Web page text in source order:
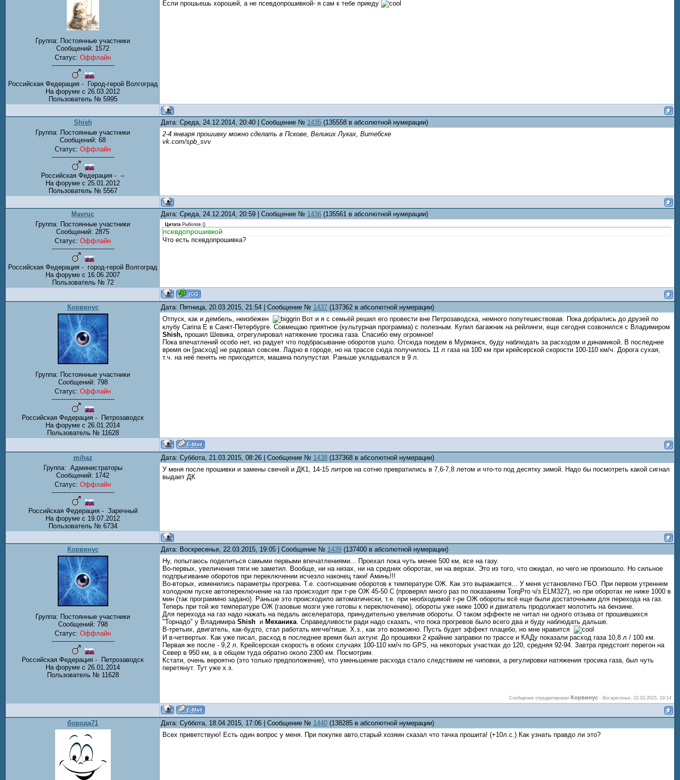
Группа: Постоянные участники
Сообщений: 1572
Статус: Оффлайн
-------------------------------
Российская Федерация - Город-герой Волгоград
На форуме с 26.03.2012
Пользователь № 5995
Если прошьешь хорошей, а не псевдопрошивкой- я сам к тебе приеду
Shish Дата: Среда, 24.12.2014, 20:40 | Сообщение № 1435 (135558 в абсолютной нумерации)
Группа: Постоянные участники
Сообщений: 68
Статус: Оффлайн
-------------------------------
Российская Федерация - --
На форуме с 25.01.2012
Пользователь № 5567
2-4 января прошивку можно сделать в Пскове, Великих Луках, Витебске
vk.com/spb_svv
Mavruc Дата: Среда, 24.12.2014, 20:59 | Сообщение № 1436 (135561 в абсолютной нумерации)
Группа: Постоянные участники
Сообщений: 2875
Статус: Оффлайн
-------------------------------
Российская Федерация - город-герой Волгоград
На форуме с 16.06.2007
Пользователь № 72
Цитата Рыболов ()
псевдопрошивкой
Что есть псевдопрошивка?
Корвинус Дата: Пятница, 20.03.2015, 21:54 | Сообщение № 1437 (137362 в абсолютной нумерации)
Группа: Постоянные участники
Сообщений: 798
Статус: Оффлайн
-------------------------------
Российская Федерация - Петрозаводск
На форуме с 26.01.2014
Пользователь № 11628
Отпуск, как и дембель, неизбежен
Вот и я с семьёй решил его провести вне Петрозаводска, немного попутешествовав. Пока добрались до друзей по
клубу Carina Е в Санкт-Петербурге. Совмещаю приятное (культурная программа) с полезным. Купил багажник на рейлинги, еще сегодня созвонился с Владимиром
Shish, прошил Шевика, отрегулировал натяжение тросика газа. Спасибо ему огромное!
Пока впечатлений особо нет, но радует что подбрасывание оборотов ушло. Отсюда поедем в Мурманск, буду наблюдать за расходом и динамикой. В последнее
время он [расход] не радовал совсем. Ладно в городе, но на трассе сюда получилось 11 л газа на 100 км при крейсерской скорости 100-110 км/ч. Дорога сухая,
т.ч. на неё пенять не приходится, машина полупустая. Раньше укладывался в 9 л.
mihaz Дата: Суббота, 21.03.2015, 08:26 | Сообщение № 1438 (137368 в абсолютной нумерации)
Группа: Администраторы
Сообщений: 1742
Статус: Оффлайн
-------------------------------
Российская Федерация - Заречный
На форуме с 19.07.2012
Пользователь № 6734
У меня после прошивки и замены свечей и ДК1, 14-15 литров на сотню превратились в 7,6-7,8 летом и что-то под десятку зимой. Надо бы посмотреть какой сигнал
выдает ДК
Корвинус Дата: Воскресенье, 22.03.2015, 19:05 | Сообщение № 1439 (137400 в абсолютной нумерации)
Группа: Постоянные участники
Сообщений: 798
Статус: Оффлайн
-------------------------------
Российская Федерация - Петрозаводск
На форуме с 26.01.2014
Пользователь № 11628
Ну, попытаюсь поделиться самыми первыми впечатлениями... Проехал пока чуть менее 500 км, все на газу.
Во-первых, увеличения тяги не заметил. Вообще, ни на низах, ни на средних оборотах, ни на верхах. Это из того, что ожидал, но чего не произошло. Но сильное
подпрыгивание оборотов при переключении исчезло наконец таки! Аминь!!!
Во-вторых, изменились параметры прогрева. Т.е. соотношение оборотов к температуре ОЖ. Как это выражается... У меня установлено ГБО. При первом утреннем
холодном пуске автопереключение на газ происходит при т-ре ОЖ 45-50 С (проверял много раз по показаниям TorqPro ч/з ELM327), но при оборотах не ниже 1000 в
мин (так программно задано). Раньше это происходило автоматически, т.е. при необходимой т-ре ОЖ обороты всё еще были достаточными для перехода на газ.
Теперь при той же температуре ОЖ (газовые мозги уже готовы к переключению), обороты уже ниже 1000 и двигатель продолжает молотить на бензине.
Для перехода на газ надо нажать на педаль акселератора, принудительно увеличив обороты. О таком эффекте не читал ни одного отзыва от прошившихся
"Торнадо" у Владимира Shish и Механика. Справедливости ради надо сказать, что пока прогревов было всего два и буду наблюдать дальше.
В-третьих, двигатель, как-будто, стал работать мягче/тише. Х.з., как это возможно. Пусть будет эффект плацебо, но мне нравится
И в-четвертых. Как уже писал, расход в последнее время был ахтунг. До прошивки 2 крайние заправки по трассе и КАДу показали расход газа 10,8 л / 100 км.
Первая же после - 9,2 л. Крейсерская скорость в обоих случаях 100-110 км/ч по GPS, на некоторых участках до 120, средняя 92-94. Завтра предстоит перегон на
Север в 950 км, а в общем туда обратно около 2300 км. Посмотрим.
Кстати, очень вероятно (это только предположение), что уменьшение расхода стало следствием не чиповки, а регулировки натяжения тросика газа, был чуть
перетянут. Тут уже х.з.
Сообщение отредактировал Корвинус - Воскресенье, 22.03.2015, 19:14
борода71 Дата: Суббота, 18.04.2015, 17:06 | Сообщение № 1440 (138285 в абсолютной нумерации)
Всех приветствую! Есть один вопрос у меня. При покупке авто,старый хозяин сказал что тачка прошита! (+10л.с.) Как узнать правдо ли это?